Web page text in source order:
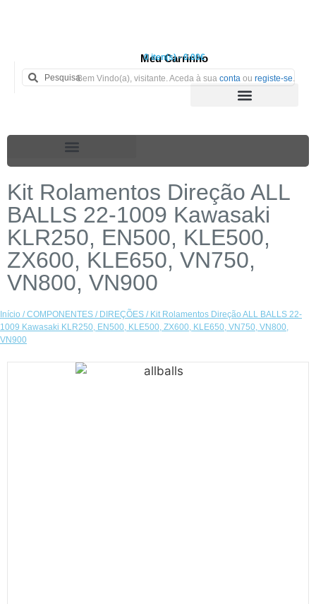
Meu Carrinho
0 iten(s) - 0.00€
Bem Vindo(a), visitante. Aceda à sua conta ou registe-se.
Kit Rolamentos Direção ALL
BALLS 22-1009 Kawasaki
KLR250, EN500, KLE500,
ZX600, KLE650, VN750,
VN800, VN900
Início /COMPONENTES / DIREÇÕES / Kit Rolamentos Direção ALL BALLS 22-
1009 Kawasaki KLR250, EN500, KLE500, ZX600, KLE650, VN750, VN800,
VN900